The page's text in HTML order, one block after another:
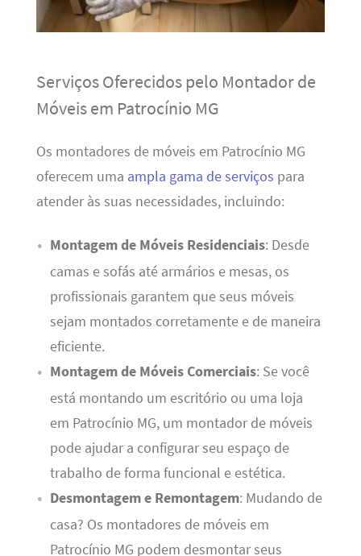
Serviços Oferecidos pelo Montador de
Móveis em Patrocínio MG
Os montadores de móveis em Patrocínio MG
oferecem uma ampla gama de serviços para
atender às suas necessidades, incluindo:
Montagem de Móveis Residenciais: Desde
camas e sofás até armários e mesas, os
profissionais garantem que seus móveis
sejam montados corretamente e de maneira
eficiente.
Montagem de Móveis Comerciais: Se você
está montando um escritório ou uma loja
em Patrocínio MG, um montador de móveis
pode ajudar a configurar seu espaço de
trabalho de forma funcional e estética.
Desmontagem e Remontagem: Mudando de
casa? Os montadores de móveis em
Patrocínio MG podem desmontar seus